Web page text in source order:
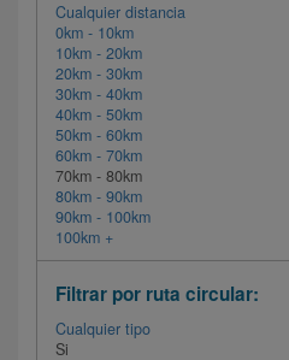
Cualquier distancia
0km - 10km
10km - 20km
20km - 30km
30km - 40km
40km - 50km
50km - 60km
60km - 70km
70km - 80km
80km - 90km
90km - 100km
100km +
Filtrar por ruta circular:
Cualquier tipo
Si